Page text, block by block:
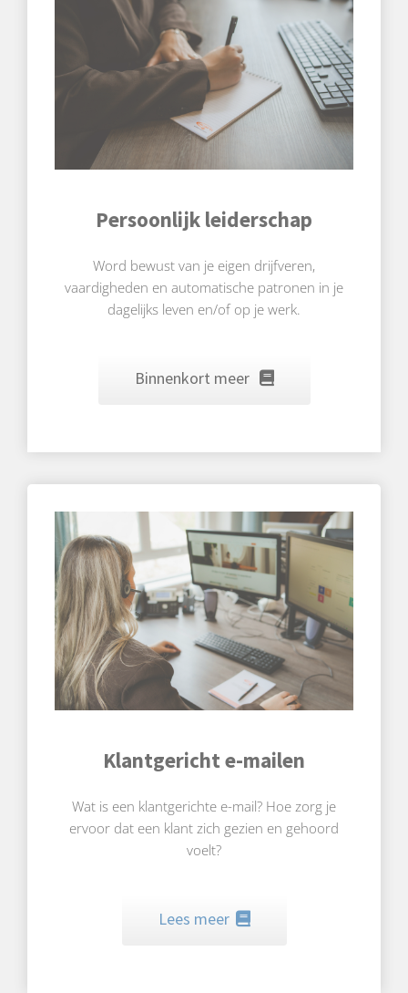
Persoonlijk leiderschap
Word bewust van je eigen drijfveren,
vaardigheden en automatische patronen in je
dagelijks leven en/of op je werk.
Binnenkort meer
Klantgericht e-mailen
Wat is een klantgerichte e-mail? Hoe zorg je
ervoor dat een klant zich gezien en gehoord
voelt?
Lees meer